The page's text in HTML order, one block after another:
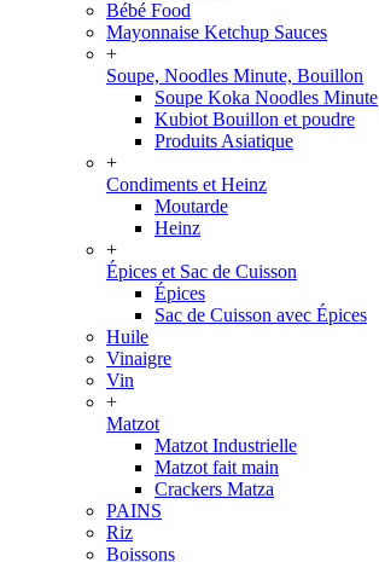
Bébé Food
Mayonnaise Ketchup Sauces
+
Soupe, Noodles Minute, Bouillon
Soupe Koka Noodles Minute
Kubiot Bouillon et poudre
Produits Asiatique
+
Condiments et Heinz
Moutarde
Heinz
+
Épices et Sac de Cuisson
Épices
Sac de Cuisson avec Épices
Huile
Vinaigre
Vin
+
Matzot
Matzot Industrielle
Matzot fait main
Crackers Matza
PAINS
Riz
Boissons